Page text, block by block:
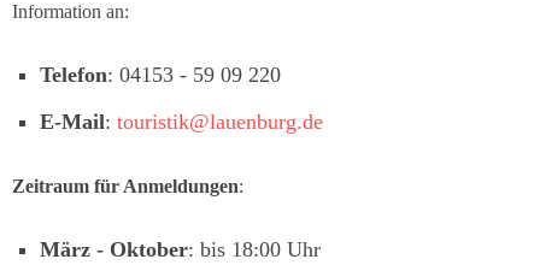
Information an:
Telefon: 04153 - 59 09 220
E-Mail: touristik@lauenburg.de
Zeitraum für Anmeldungen:
März - Oktober: bis 18:00 Uhr